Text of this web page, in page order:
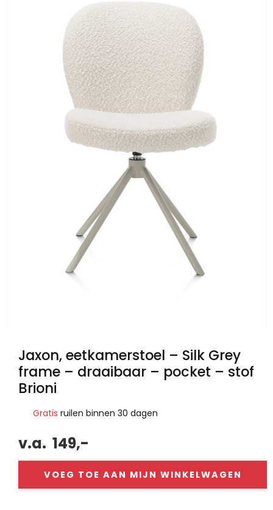
Jaxon, eetkamerstoel – Silk Grey
frame – draaibaar – pocket – stof
Brioni
Gratis ruilen binnen 30 dagen
v.a. 149,-
VOEG TOE AAN MIJN WINKELWAGEN